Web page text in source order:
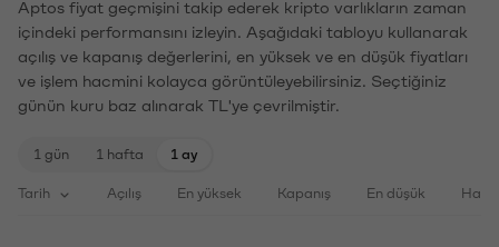
Aptos fiyat geçmişini takip ederek kripto varlıkların zaman
içindeki performansını izleyin. Aşağıdaki tabloyu kullanarak
açılış ve kapanış değerlerini, en yüksek ve en düşük fiyatları
ve işlem hacmini kolayca görüntüleyebilirsiniz. Seçtiğiniz
günün kuru baz alınarak TL'ye çevrilmiştir.
1 gün 1 hafta 1 ay
Tarih Açılış En yüksek Kapanış En düşük